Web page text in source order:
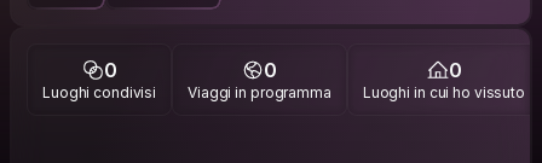
0
Luoghi condivisi
0
Viaggi in programma
0
Luoghi in cui ho vissuto